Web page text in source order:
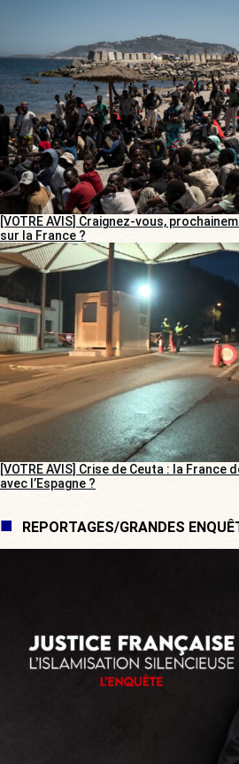
[VOTRE AVIS] Craignez-vous,
sur la France ?
[VOTRE AVIS] Crise de Ceuta : la
avec l’Espagne ?
REPORTAGES/GRANDES